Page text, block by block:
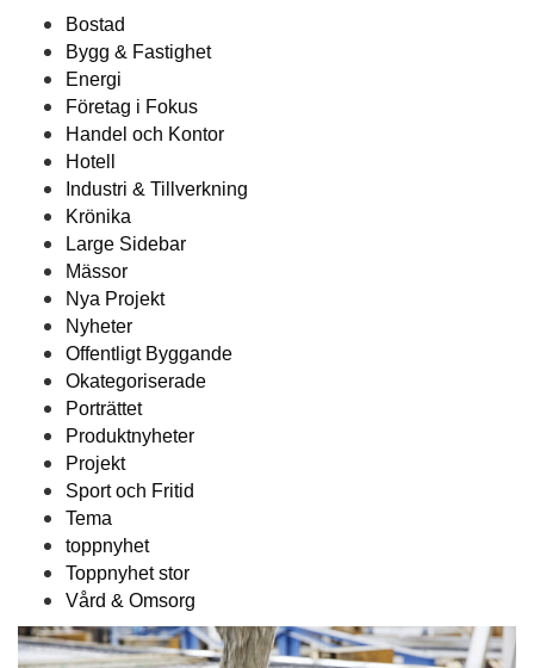
Bostad
Bygg & Fastighet
Energi
Företag i Fokus
Handel och Kontor
Hotell
Industri & Tillverkning
Krönika
Large Sidebar
Mässor
Nya Projekt
Nyheter
Offentligt Byggande
Okategoriserade
Porträttet
Produktnyheter
Projekt
Sport och Fritid
Tema
toppnyhet
Toppnyhet stor
Vård & Omsorg